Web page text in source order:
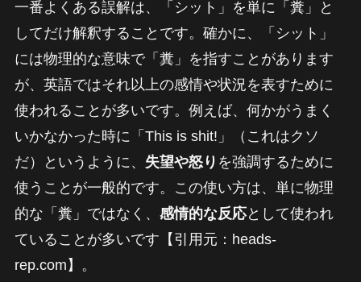
一番よくある誤解は、「シット」を単に「糞」と
してだけ解釈することです。確かに、「シット」
には物理的な意味で「糞」を指すことがあります
が、英語ではそれ以上の感情や状況を表すために
使われることが多いです。例えば、何かがうまく
いかなかった時に「This is shit!」（これはクソ
だ）というように、 失望や怒り を強調するために
使うことが一般的です。この使い方は、単に物理
的な「糞」ではなく、 感情的な反応として使われ
ていることが多いです【引用元：heads-
rep.com】。